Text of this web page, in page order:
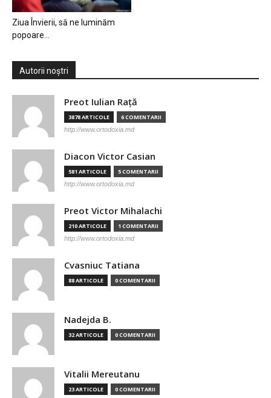
Ziua Învierii, să ne luminăm
popoare…
Autorii noștri
Preot Iulian Raţă
3878 ARTICOLE 6 COMENTARII
http://www.ortodoxia.md
Diacon Victor Casian
581 ARTICOLE 5 COMENTARII
http://www.ortodoxia.md
Preot Victor Mihalachi
210 ARTICOLE 1 COMENTARII
http://www.ortodoxia.md
Cvasniuc Tatiana
88 ARTICOLE 0 COMENTARII
Nadejda B.
32 ARTICOLE 0 COMENTARII
Vitalii Mereutanu
23 ARTICOLE 0 COMENTARII